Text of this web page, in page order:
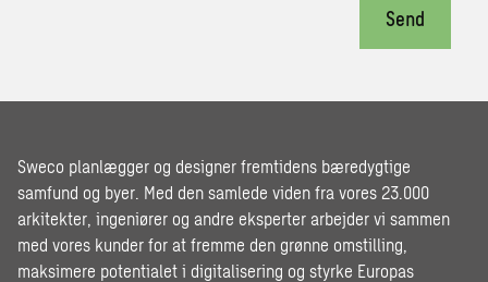
Send
Sweco planlægger og designer fremtidens bæredygtige
samfund og byer. Med den samlede viden fra vores 23.000
arkitekter, ingeniører og andre eksperter arbejder vi sammen
med vores kunder for at fremme den grønne omstilling,
maksimere potentialet i digitalisering og styrke Europas